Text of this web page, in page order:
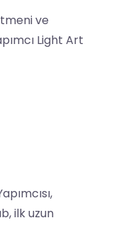
ve
Light Art
ilk uzun